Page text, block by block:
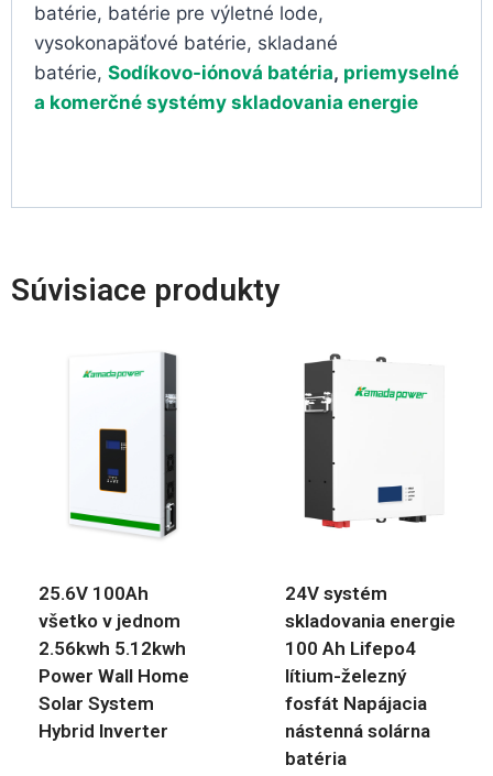
batérie, batérie pre výletné lode,
vysokonapäťové batérie, skladané
batérie, Sodíkovo-iónová batéria, priemyselné
a komerčné systémy skladovania energie
Súvisiace produkty
25.6V 100Ah
všetko v jednom
2.56kwh 5.12kwh
Power Wall Home
Solar System
Hybrid Inverter
24V systém
skladovania energie
100 Ah Lifepo4
lítium-železný
fosfát Napájacia
nástenná solárna
batéria